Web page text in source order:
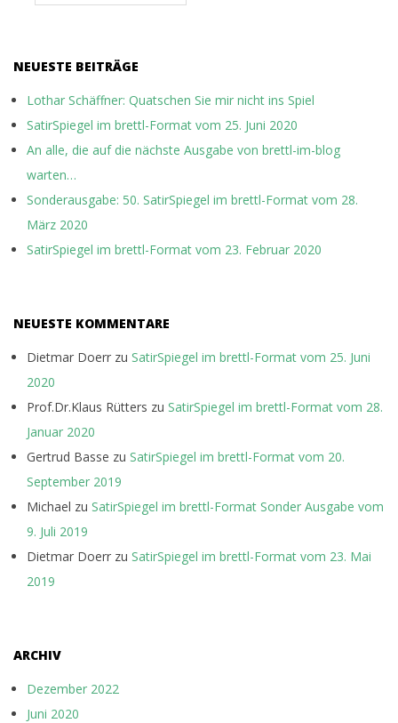
NEUESTE BEITRÄGE
Lothar Schäffner: Quatschen Sie mir nicht ins Spiel
SatirSpiegel im brettl-Format vom 25. Juni 2020
An alle, die auf die nächste Ausgabe von brettl-im-blog
warten…
Sonderausgabe: 50. SatirSpiegel im brettl-Format vom 28.
März 2020
SatirSpiegel im brettl-Format vom 23. Februar 2020
NEUESTE KOMMENTARE
Dietmar Doerr zu SatirSpiegel im brettl-Format vom 25. Juni
2020
Prof.Dr.Klaus Rütters zu SatirSpiegel im brettl-Format vom 28.
Januar 2020
Gertrud Basse zu SatirSpiegel im brettl-Format vom 20.
September 2019
Michael zu SatirSpiegel im brettl-Format Sonder Ausgabe vom
9. Juli 2019
Dietmar Doerr zu SatirSpiegel im brettl-Format vom 23. Mai
2019
ARCHIV
Dezember 2022
Juni 2020